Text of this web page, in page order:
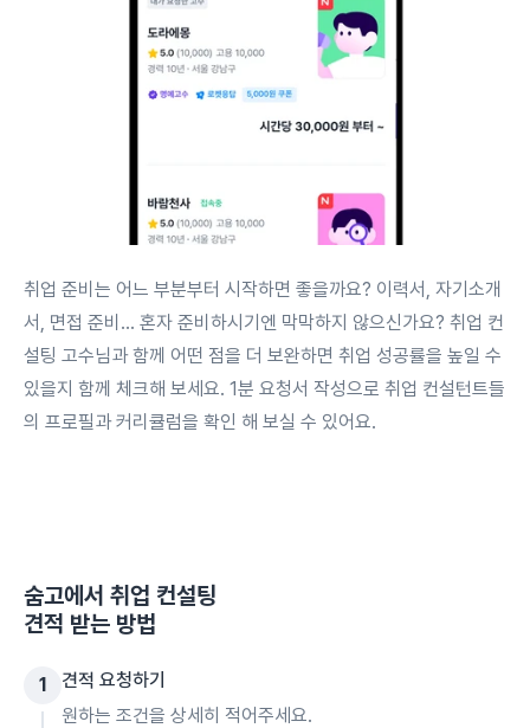
취업 준비는 어느 부분부터 시작하면 좋을까요? 이력서, 자기소개
서, 면접 준비… 혼자 준비하시기엔 막막하지 않으신가요? 취업 컨
설팅 고수님과 함께 어떤 점을 더 보완하면 취업 성공률을 높일 수
있을지 함께 체크해 보세요. 1분 요청서 작성으로 취업 컨설턴트들
의 프로필과 커리큘럼을 확인 해 보실 수 있어요.
숨고에서 취업 컨설팅
견적 받는 방법
1
견적 요청하기
원하는 조건을 상세히 적어주세요.